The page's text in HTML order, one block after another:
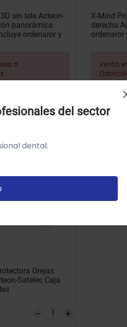
sin tele Acteon-
panorámica
ordenaror y
a
para ver el
X-Mind
derecha
ordenaror
Venta
Orejas
Satelec Caja
el
a
del sector
dental.